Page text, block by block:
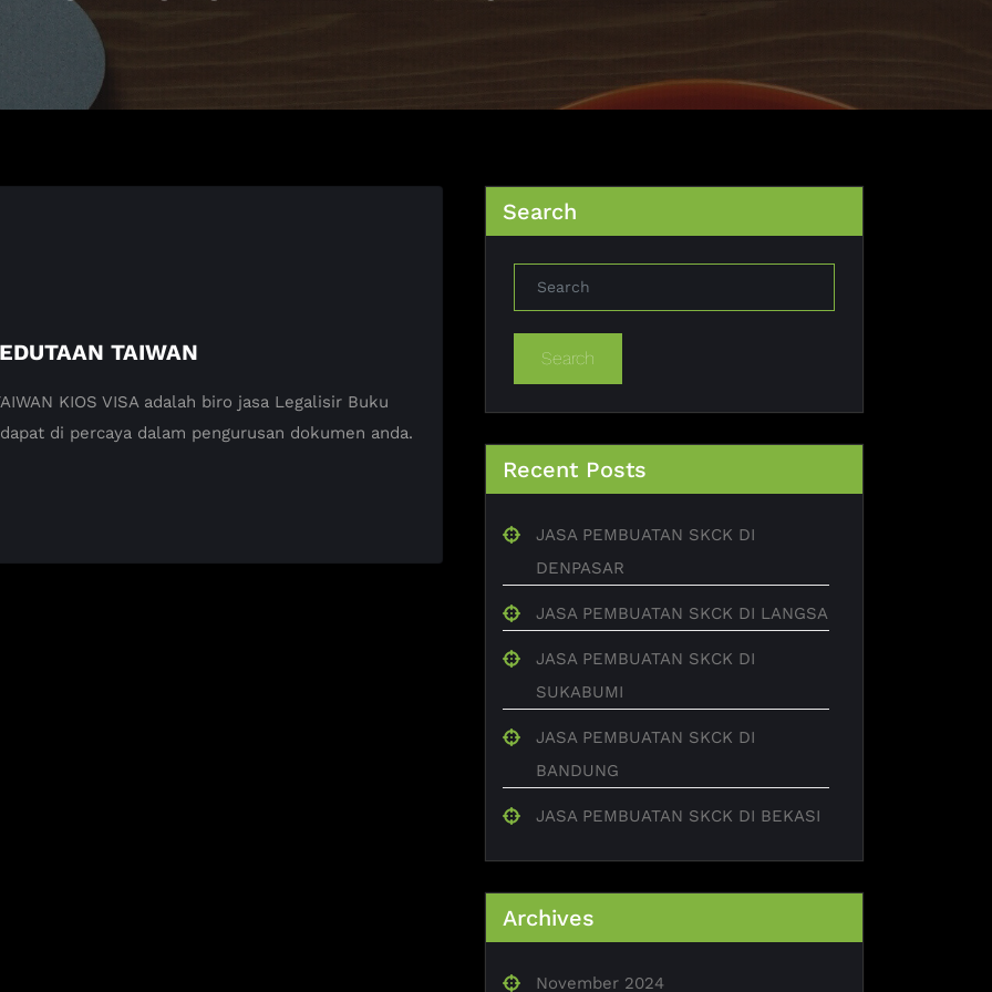
TAIWAN
KIOS VISA adalah biro jasa Legalisir Buku
di percaya dalam pengurusan dokumen anda.
Search
Search
Recent Posts
JASA PEMBUATAN SKCK DI
DENPASAR
JASA PEMBUATAN SKCK DI LANGSA
JASA PEMBUATAN SKCK DI
SUKABUMI
JASA PEMBUATAN SKCK DI
BANDUNG
JASA PEMBUATAN SKCK DI BEKASI
Archives
November 2024